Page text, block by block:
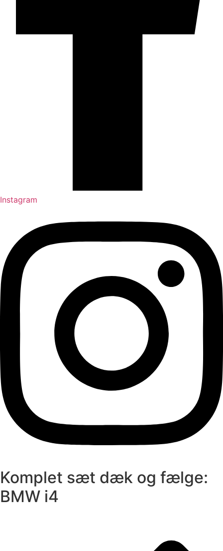
Instagram
Komplet sæt dæk og fælge:
BMW i4